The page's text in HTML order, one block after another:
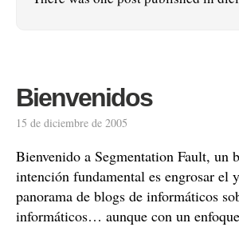
Bienvenidos
15 de diciembre de 2005
Bienvenido a Segmentation Fault, un
intención fundamental es engrosar el
panorama de blogs de informáticos
informáticos… aunque con un